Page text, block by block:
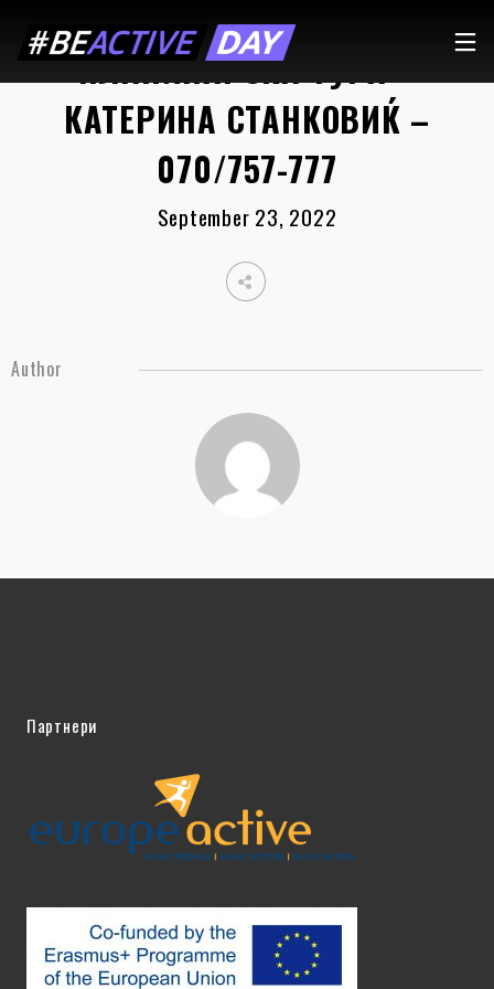
ПЛАНИНАРСКА ТУРА –
КАТЕРИНА СТАНКОВИЌ –
070/757-777
September 23, 2022
Author
Партнери